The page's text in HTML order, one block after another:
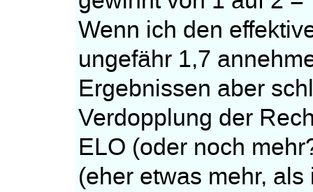
Wenn ich den
ungefähr 1,7
Ergebnissen aber
Verdopplung der
ELO (oder noch
(eher etwas mehr,